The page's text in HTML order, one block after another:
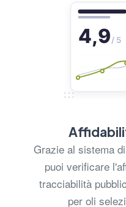
Grazie al sistema
puoi verificare
tracciabilità
per oli